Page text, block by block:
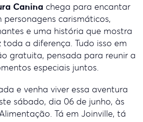
Canina chega para encantar
personagens carismáticos,
e uma história que mostra
a diferença. Tudo isso em
gratuita, pensada para reunir a
especiais juntos.
e venha viver essa aventura
sábado, dia 06 de junho, às
Tá em Joinville, tá